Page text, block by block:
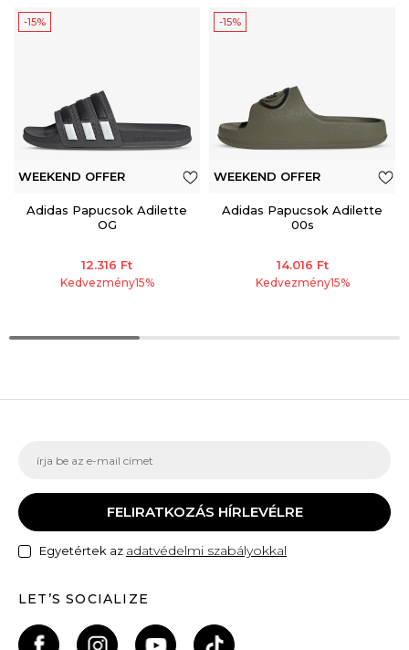
-15%
WEEKEND OFFER
Adidas Papucsok Adilette
OG
12.316 Ft
Kedvezmény15%
-15%
WEEKEND OFFER
Adidas Papucsok Adilette
00s
14.016 Ft
Kedvezmény15%
FELIRATKOZÁS HÍRLEVÉLRE
Egyetértek az adatvédelmi szabályokkal
LET’S SOCIALIZE